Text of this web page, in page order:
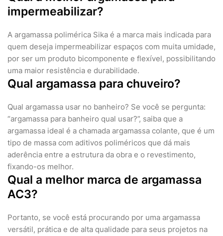
impermeabilizar?
A argamassa polimérica Sika é a marca mais indicada para
quem deseja impermeabilizar espaços com muita umidade,
por ser um produto bicomponente e flexível, possibilitando
uma maior resistência e durabilidade.
Qual argamassa para chuveiro?
Qual argamassa usar no banheiro? Se você se pergunta:
“argamassa para banheiro qual usar?”, saiba que a
argamassa ideal é a chamada argamassa colante, que é um
tipo de massa com aditivos poliméricos que dá mais
aderência entre a estrutura da obra e o revestimento,
fixando-os melhor.
Qual a melhor marca de argamassa
AC3?
Portanto, se você está procurando por uma argamassa
versátil, prática e de alta qualidade para seus projetos na